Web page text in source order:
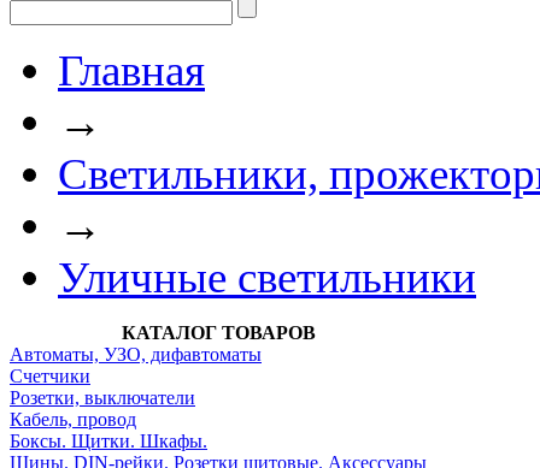
Главная
→
Светильники,
→
Уличные светильники
КАТАЛОГ ТОВАРОВ
Автоматы, УЗО, дифавтоматы
Счетчики
Розетки, выключатели
Кабель, провод
Боксы. Щитки. Шкафы.
Шины. DIN-рейки. Розетки щитовые. Аксессуары